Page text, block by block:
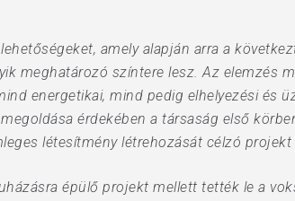
amely alapján arra a
meghatározó színtere lesz. Az elemzés
energetikai, mind pedig elhelyezési és
érdekében a társaság első
létesítmény létrehozását célzó
épülő projekt mellett tették le a